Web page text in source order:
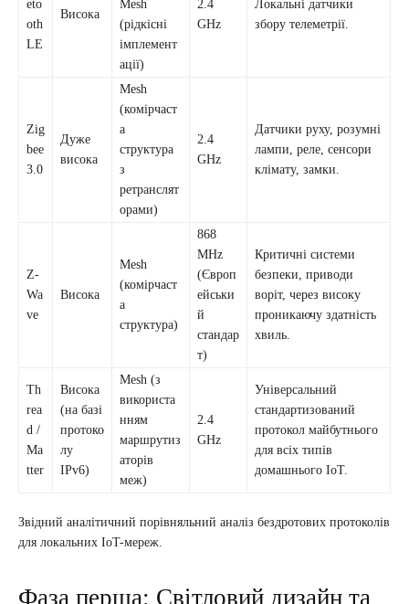
eto
oth
LE
Висока
Mesh
(рідкісні
імплемент
ації)
2.4
GHz
Локальні датчики
збору телеметрії.
Zig
bee
3.0
Дуже
висока
Mesh
(комірчаст
а
структура
з
ретранслят
орами)
2.4
GHz
Датчики руху, розумні
лампи, реле, сенсори
клімату, замки.
Z-
Wa
ve
Висока
Mesh
(комірчаст
а
структура)
868
MHz
(Європ
ейськи
й
стандар
т)
Критичні системи
безпеки, приводи
воріт, через високу
проникаючу здатність
хвиль.
Th
rea
d /
Ma
tter
Висока
(на базі
протоко
лу
IPv6)
Mesh (з
використа
нням
маршрутиз
аторів
меж)
2.4
GHz
Універсальний
стандартизований
протокол майбутнього
для всіх типів
домашнього IoT.
Звідний аналітичний порівняльний аналіз бездротових протоколів
для локальних IoT-мереж.
Фаза перша: Світловий дизайн та